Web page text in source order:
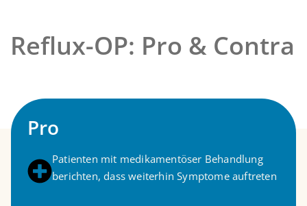
Reflux-OP: Pro & Contra
Pro
Patienten mit medikamentöser Behandlung
berichten, dass weiterhin Symptome auftreten